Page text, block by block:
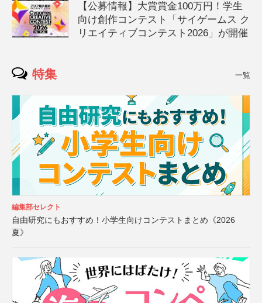
【公募情報】大賞賞金100万円！学生
向け創作コンテスト「サイゲームス ク
リエイティブコンテスト2026」が開催
特集 一覧
編集部セレクト
自由研究にもおすすめ！小学生向けコンテストまとめ《2026
夏》